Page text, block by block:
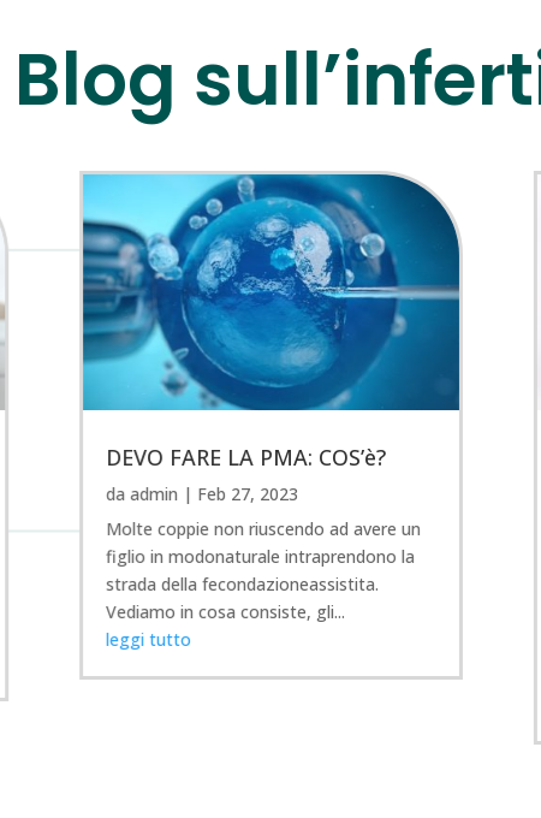
DEVO FARE LA PMA: COS’è?
daadmin | Feb 27, 2023
Molte coppie non riuscendo ad avere un
figlio in modonaturale intraprendono la
strada della fecondazioneassistita.
Vediamo in cosa consiste, gli...
leggi tutto